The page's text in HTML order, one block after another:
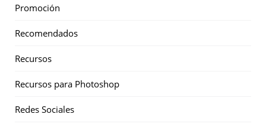
Promoción
Recomendados
Recursos
Recursos para Photoshop
Redes Sociales